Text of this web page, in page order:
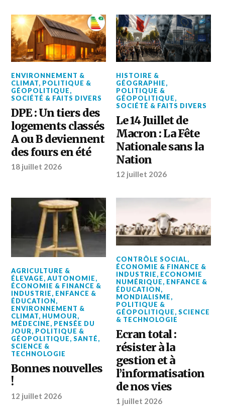
ENVIRONNEMENT &
CLIMAT, POLITIQUE &
GÉOPOLITIQUE,
SOCIÉTÉ & FAITS DIVERS
DPE : Un tiers des
logements classés
A ou B deviennent
des fours en été
18 juillet 2026
HISTOIRE &
GÉOGRAPHIE,
POLITIQUE &
GÉOPOLITIQUE,
SOCIÉTÉ & FAITS DIVERS
Le 14 Juillet de
Macron : La Fête
Nationale sans la
Nation
12 juillet 2026
AGRICULTURE &
ÉLEVAGE,AUTONOMIE,
ÉCONOMIE & FINANCE &
INDUSTRIE, ENFANCE &
ÉDUCATION,
ENVIRONNEMENT &
CLIMAT, HUMOUR,
MÉDECINE, PENSÉE DU
JOUR, POLITIQUE &
GÉOPOLITIQUE,SANTÉ,
SCIENCE &
TECHNOLOGIE
Bonnes nouvelles
!
12 juillet 2026
CONTRÔLE SOCIAL,
ÉCONOMIE & FINANCE &
INDUSTRIE, ECONOMIE
NUMÉRIQUE, ENFANCE &
ÉDUCATION,
MONDIALISME,
POLITIQUE &
GÉOPOLITIQUE,SCIENCE
& TECHNOLOGIE
Ecran total :
résister à la
gestion et à
l’informatisation
de nos vies
1 juillet 2026